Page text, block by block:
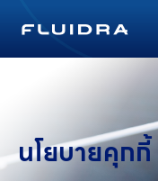
นโยบายคุกกี้